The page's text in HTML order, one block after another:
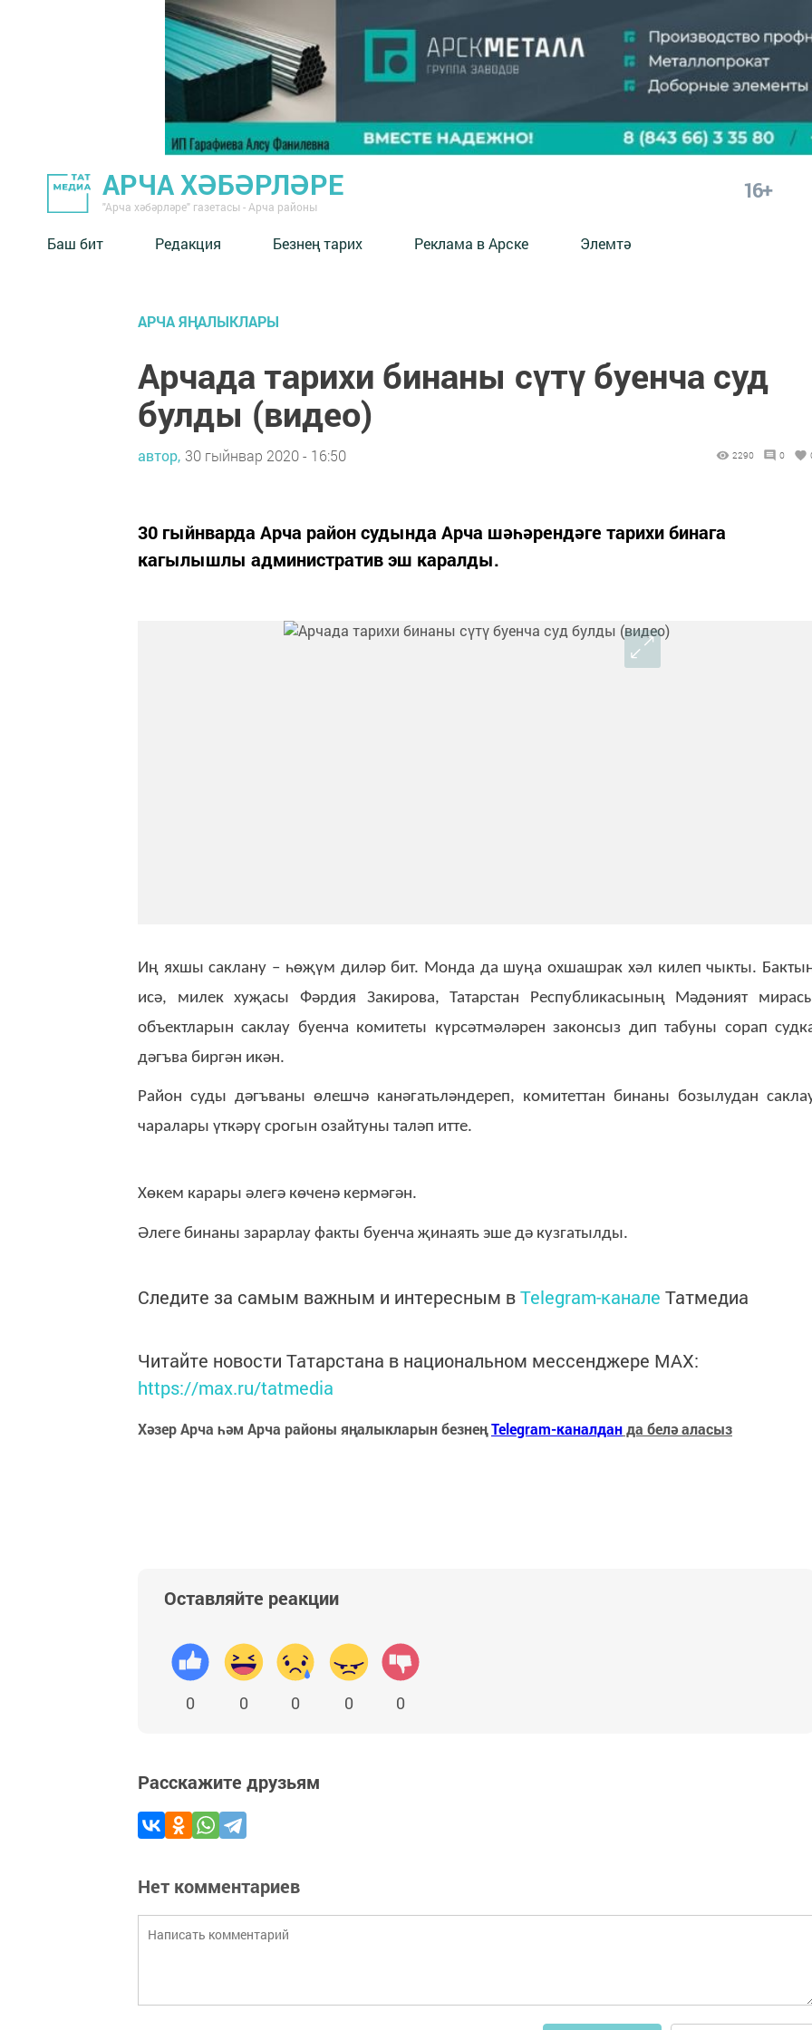
АРЧА ХӘБӘРЛӘРЕ
"Арча хәбәрләре" газетасы - Арча районы
16+
Баш бит Редакция Безнең тарих Реклама в Арске Элемтә
АРЧА ЯҢАЛЫКЛАРЫ
Арчада тарихи бинаны сүтү буенча суд
булды (видео)
автор, 30 гыйнвар 2020 - 16:50 2290 0
30 гыйнварда Арча район судында Арча шәһәрендәге тарихи бинага
кагылышлы административ эш каралды.
Иң яхшы саклану – һөҗүм диләр бит. Монда да шуңа охшашрак хәл килеп чыкты.
исә, милек хуҗасы Фәрдия Закирова, Татарстан Республикасының Мәдәният
объектларын саклау буенча комитеты күрсәтмәләрен законсыз дип табуны сорап
дәгъва биргән икән.
Район суды дәгъваны өлешчә канәгатьләндереп, комитеттан бинаны бозылудан
чаралары үткәрү срогын озайтуны таләп итте.
Хөкем карары әлегә көченә кермәгән.
Әлеге бинаны зарарлау факты буенча җинаять эше дә кузгатылды.
Следите за самым важным и интересным вTelegram-канале Татмедиа
Читайте новости Татарстана в национальном мессенджере MАХ:
https://max.ru/tatmedia
Хәзер Арча һәм Арча районы яңалыкларын безнеңTelegram-каналданда белә аласыз
Оставляйте реакции
0 0 0 0 0
Расскажите друзьям
Нет комментариев